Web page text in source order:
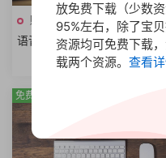
赚钱•财富
语音识别翻译实战教程全栈开
发技术前后端架构设计副业赚
钱创业项目+源码
免
免费
放免费下载（少数
95%左右，除了宝
资源均可免费下载
载两个资源。 查看